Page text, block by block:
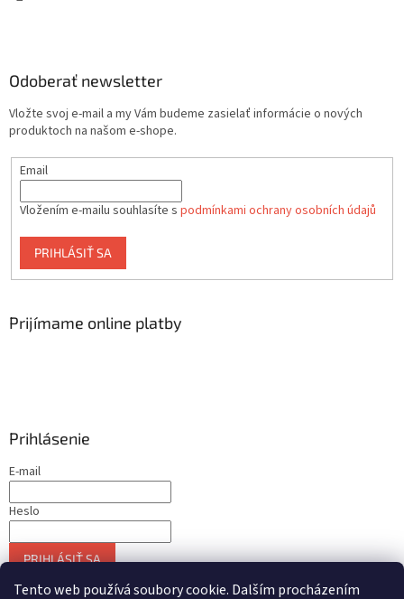
Tento web používá soubory cookie. Dalším procházením
Odoberať newsletter
Vložte svoj e-mail a my Vám budeme zasielať informácie o nových
produktoch na našom e-shope.
Email
Vložením e-mailu souhlasíte s podmínkami ochrany osobních údajů
PRIHLÁSIŤ SA
Prijímame online platby
Prihlásenie
E-mail
Heslo
PRIHLÁSIŤ SA
Nová registráciaZabudnuté heslo